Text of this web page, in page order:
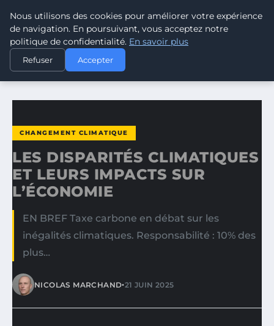
CLIMATE RESPONSE BLOG
ACCUEIL
CHANGEMENT CLIMATIQUE
LES DISPARITÉS CLIMATIQUES ET LEURS IMPACTS SUR…
CHANGEMENT CLIMATIQUE
LES DISPARITÉS CLIMATIQUES
ET LEURS IMPACTS SUR
L’ÉCONOMIE
EN BREF Taxe carbone en débat sur les
inégalités climatiques. Responsabilité : 10% des
plus…
NICOLAS MARCHAND•21 JUIN 2025
Nous utilisons des cookies pour améliorer votre expérience
de navigation. En poursuivant, vous acceptez notre
politique de confidentialité. En savoir plus
Refuser Accepter